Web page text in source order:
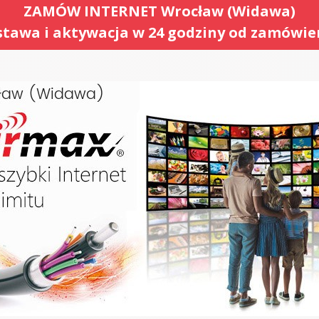
ZAMÓW INTERNET Wrocław (Widawa)
i aktywacja w 24 godziny od